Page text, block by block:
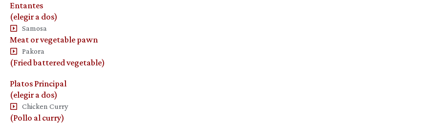
Entantes
(elegir a dos)
Samosa
Meat or vegetable pawn
Pakora
(Fried battered vegetable)
Platos Principal
(elegir a dos)
Chicken Curry
(Pollo al curry)